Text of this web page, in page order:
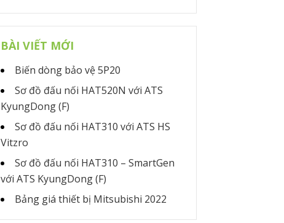
BÀI VIẾT MỚI
Biến dòng bảo vệ 5P20
Sơ đồ đấu nối HAT520N với ATS
KyungDong (F)
Sơ đồ đấu nối HAT310 với ATS HS
Vitzro
Sơ đồ đấu nối HAT310 – SmartGen
với ATS KyungDong (F)
Bảng giá thiết bị Mitsubishi 2022